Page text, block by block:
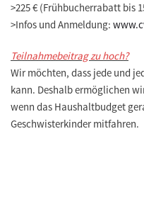
>225 € (Frühbucherrabatt bis
>Infos und Anmeldung:
Teilnahmebeitrag zu hoch?
Wir möchten, dass jede und
kann. Deshalb ermöglichen
wenn das Haushaltbudget
Geschwisterkinder mitfahren.